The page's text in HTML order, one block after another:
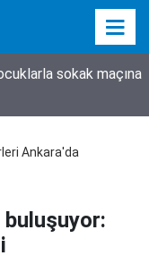
Mide bulandıran
Ankara'da